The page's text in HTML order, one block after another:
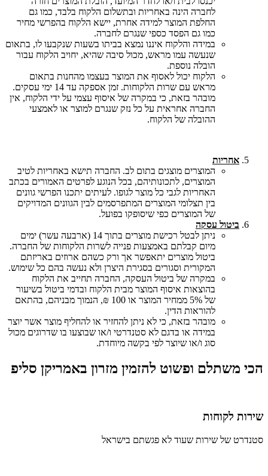
לחברה הינה באחריות ובתשלום הלקוח בלבד, כמו גם
החלפת המוצר למידה אחרת, יישא הלקוח בהפרשי מחיר
כמו גם הפסד כספי שנגרם לחברה.
במידה והלקוח איננו נמצא בביתו בשעות שנקבעו לו, בתאום
שנעשה עמו מראש, מכול סיבה שהיא, יחויב הלקוח עבור
הובלה נוספת.
הלקוח יכול לאסוף את המוצר בעצמו מהחנות בתאום
מראש עם שרות הלקוחות. זמן אספקה עד 14 ימי עסקים.
מובהר בזאת, כי במקרה של איסוף עצמי על ידי הלקוח, אין
החברה אחראית על כל נזק שנגרם למוצר או לאמצעי
ההובלה של הלקוח.
אחריות
המוצרים מוצגים בתום לב. החברה תישא באחריות לטיב
המוצרים, לתכונותיהם, בכל הנוגע לפרטים האמורים בכתב
האחריות לגבי כל מוצר לגופו. לעיתים יתכנו הפרשי גוונים
בין תצלומי המוצרים המתפרסמים לבין הגוונים המדויקים
של המוצרים כפי שיסופקו בפועל.
ביטול עסקה
ניתן לבטל רכישת מוצרים בתוך 14 (ארבעה עשר) ימים
מיום קבלתם באמצעות פנייה לשרות הלקוחות של החברה.
ביטול מוצרים יתאפשר אך ורק כשהם ארוזים באריזתם
המקורית וסגורים בסגירת היצרן ולא נעשה בהם כל שימוש.
במקרה של ביטול העסקה, החברה תחייב את הלקוח
בהוצאות איסוף המוצר מבית הלקוח ובדמי ביטול בשיעור
של 5% ממחיר המוצר או 100 ₪, הנמוך מבניהם, בהתאם
להוראות הדין.
מובהר בזאת, כי לא ניתן להחזיר או להחליף מוצר אשר יוצר
במידה או בדגם לא סטנדרטי ו/או שבוצעו בו שדרוגים מכול
סוג ו/או שיוצר לפי בקשה מיוחדת.
הכי משתלם ופשוט להזמין מזרון באמריקן סליפ
שירות לקוחות
סטנדרט של שירות שעוד לא פגשתם בישראל